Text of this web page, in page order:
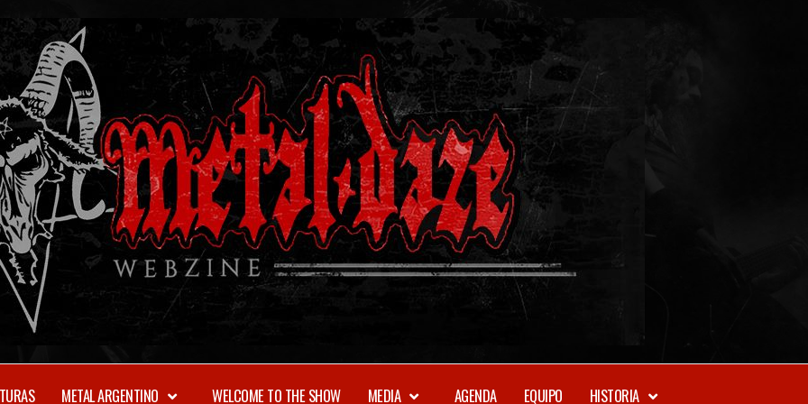
METAL ARGENTINO WELCOME TO THE SHOW MEDIA AGENDA EQUIPO HISTORIA